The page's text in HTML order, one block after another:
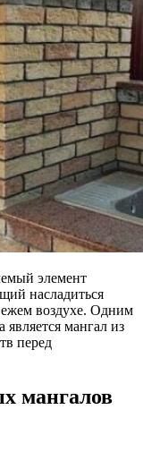
элемент
насладиться
воздухе. Одним
является мангал из
перед
мангалов